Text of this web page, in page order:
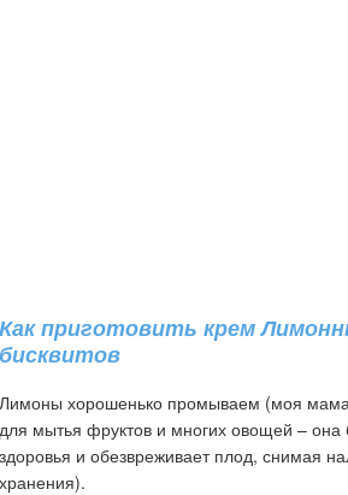
Как приготовить крем
бисквитов
Лимоны хорошенько промываем (моя мама
для мытья фруктов и многих овощей – она
здоровья и обезвреживает плод, снимая
хранения).